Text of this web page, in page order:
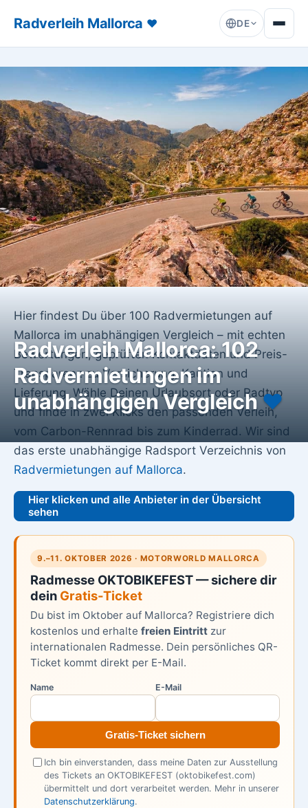
Radverleih Mallorca ♥ DE
Radverleih Mallorca: 102
Radvermietungen im
unabhängigen Vergleich♥️
Hier findest Du über 100 Radvermietungen auf
Mallorca im unabhängigen Vergleich – mit echten
Bewertungen, geprüften Kontaktdaten und Preis-
Transparenz zu Versicherung, Kaution und
Lieferung. Wähle Deinen Urlaubsort oder Radtyp
und finde in zwei Klicks den passenden Verleih,
vom Carbon-Rennrad bis zum Kinderrad. Wir sind
das erste unabhängige Radsport Verzeichnis von
Radvermietungen auf Mallorca.
Hier klicken und alle Anbieter in der Übersicht
sehen
9.–11. OKTOBER 2026 · MOTORWORLD MALLORCA
Radmesse OKTOBIKEFEST — sichere dir
dein Gratis-Ticket
Du bist im Oktober auf Mallorca? Registriere dich
kostenlos und erhalte freien Eintritt zur
internationalen Radmesse. Dein persönliches QR-
Ticket kommt direkt per E-Mail.
Name E-Mail
Gratis-Ticket sichern
Ich bin einverstanden, dass meine Daten zur Ausstellung
des Tickets an OKTOBIKEFEST (oktobikefest.com)
übermittelt und dort verarbeitet werden. Mehr in unserer
Datenschutzerklärung.